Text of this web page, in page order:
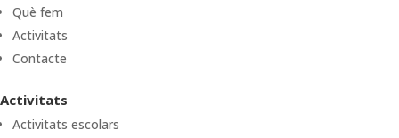
Què fem
Activitats
Contacte
Activitats
Activitats escolars